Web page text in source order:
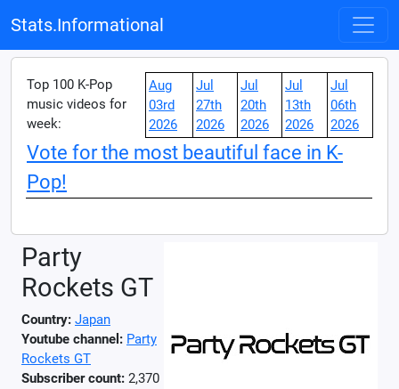
Stats.Informational
Top 100 K-Pop
music videos for
week:
Aug
03rd
2026
Jul
27th
2026
Jul
20th
2026
Jul
13th
2026
Jul
06th
2026
Vote for the most beautiful face in K-
Pop!
Party
Rockets GT
Country: Japan
Youtube channel: Party
Rockets GT
Subscriber count: 2,370